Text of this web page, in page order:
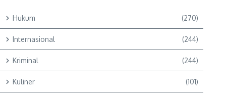
Hukum (270)
Internasional (244)
Kriminal (244)
Kuliner (101)